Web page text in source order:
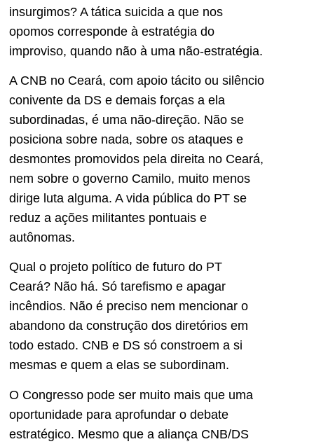
insurgimos? A tática suicida a que nos
opomos corresponde à estratégia do
improviso, quando não à uma não-estratégia.
A CNB no Ceará, com apoio tácito ou silêncio
conivente da DS e demais forças a ela
subordinadas, é uma não-direção. Não se
posiciona sobre nada, sobre os ataques e
desmontes promovidos pela direita no Ceará,
nem sobre o governo Camilo, muito menos
dirige luta alguma. A vida pública do PT se
reduz a ações militantes pontuais e
autônomas.
Qual o projeto político de futuro do PT
Ceará? Não há. Só tarefismo e apagar
incêndios. Não é preciso nem mencionar o
abandono da construção dos diretórios em
todo estado. CNB e DS só constroem a si
mesmas e quem a elas se subordinam.
O Congresso pode ser muito mais que uma
oportunidade para aprofundar o debate
estratégico. Mesmo que a aliança CNB/DS